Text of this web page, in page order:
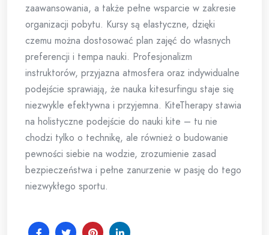
zaawansowania, a także pełne wsparcie w zakresie
organizacji pobytu. Kursy są elastyczne, dzięki
czemu można dostosować plan zajęć do własnych
preferencji i tempa nauki. Profesjonalizm
instruktorów, przyjazna atmosfera oraz indywidualne
podejście sprawiają, że nauka kitesurfingu staje się
niezwykle efektywna i przyjemna. KiteTherapy stawia
na holistyczne podejście do nauki kite – tu nie
chodzi tylko o technikę, ale również o budowanie
pewności siebie na wodzie, zrozumienie zasad
bezpieczeństwa i pełne zanurzenie w pasję do tego
niezwykłego sportu.